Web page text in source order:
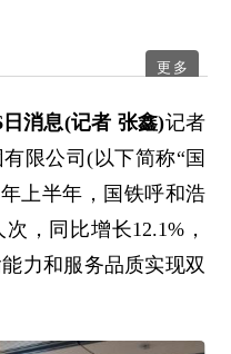
更多
消息(记者 张鑫)记者
限公司(以下简称“国
上半年，国铁呼和浩
，同比增长12.1%，
力和服务品质实现双